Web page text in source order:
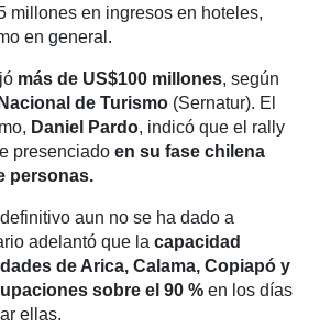
millones en ingresos en hoteles,
en general.
más de US$100 millones, según
de Turismo (Sernatur). El
Daniel Pardo, indicó que el rally
presenciado en su fase chilena
personas.
aun no se ha dado a
adelantó que la capacidad
de Arica, Calama, Copiapó y
sobre el 90 % en los días
ellas.